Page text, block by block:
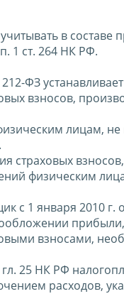
в
1 ст. 264 НК РФ.
212-ФЗ
взносов,
лицам,
страховых
физическим
с 1 января 2010
взносами,
гл. 25 НК РФ
расходов,